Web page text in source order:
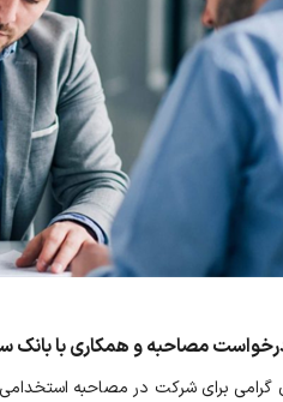
مصاحبه و همکاری با بانک
گرامی برای شرکت در مصاحبه